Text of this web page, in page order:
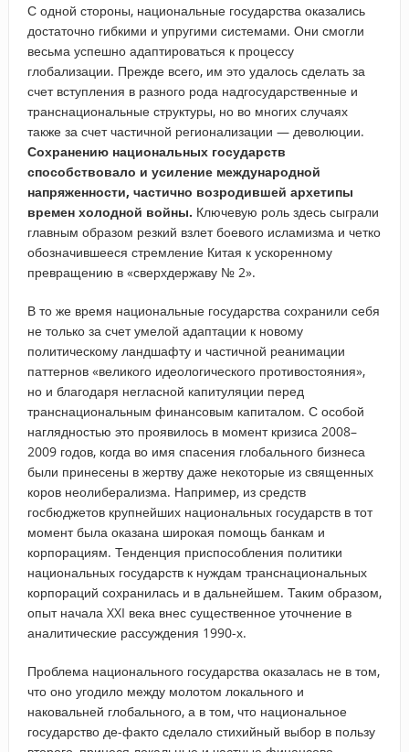
С одной стороны, национальные государства оказались
достаточно гибкими и упругими системами. Они смогли
весьма успешно адаптироваться к процессу
глобализации. Прежде всего, им это удалось сделать за
счет вступления в разного рода надгосударственные и
транснациональные структуры, но во многих случаях
также за счет частичной регионализации — деволюции.
Сохранению национальных государств
способствовало и усиление международной
напряженности, частично возродившей архетипы
времен холодной войны. Ключевую роль здесь сыграли
главным образом резкий взлет боевого исламизма и четко
обозначившееся стремление Китая к ускоренному
превращению в «сверхдержаву № 2».
В то же время национальные государства сохранили себя
не только за счет умелой адаптации к новому
политическому ландшафту и частичной реанимации
паттернов «великого идеологического противостояния»,
но и благодаря негласной капитуляции перед
транснациональным финансовым капиталом. С особой
наглядностью это проявилось в момент кризиса 2008–
2009 годов, когда во имя спасения глобального бизнеса
были принесены в жертву даже некоторые из священных
коров неолиберализма. Например, из средств
госбюджетов крупнейших национальных государств в тот
момент была оказана широкая помощь банкам и
корпорациям. Тенденция приспособления политики
национальных государств к нуждам транснациональных
корпораций сохранилась и в дальнейшем. Таким образом,
опыт начала XXI века внес существенное уточнение в
аналитические рассуждения 1990-х.
Проблема национального государства оказалась не в том,
что оно угодило между молотом локального и
наковальней глобального, а в том, что национальное
государство де-факто сделало стихийный выбор в пользу